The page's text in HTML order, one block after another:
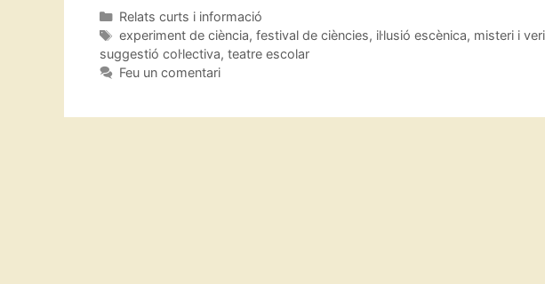
c
e
b
itt
er
at
s
A
ai
l
p
Categories
Relats curts i informació
Etiquetes
experiment de ciència, festival de ciències, il·lusió escènica, misteri i
suggestió col·lectiva, teatre escolar
Feu un comentari